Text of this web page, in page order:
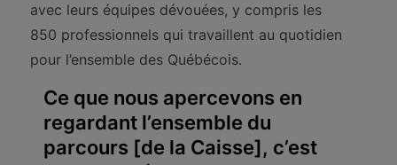
avec leurs équipes dévouées, y compris les
850 professionnels qui travaillent au quotidien
pour l’ensemble des Québécois.
Ce que nous apercevons en
regardant l’ensemble du
parcours [de la Caisse], c’est